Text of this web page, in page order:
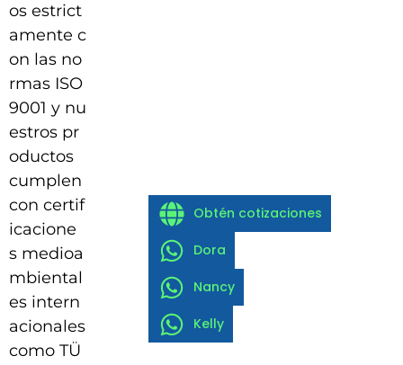
os estrict
amente c
on las no
rmas ISO
9001 y nu
estros pr
oductos
cumplen
con certif
icacione
s medioa
mbiental
es intern
acionales
como TÜ
Obtén cotizaciones
Dora
Nancy
Kelly